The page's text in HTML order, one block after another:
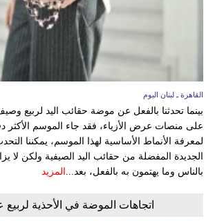
القاهرة ـ لبنان اليوم
على منصات عرض الأزياء، فقد جاء الموسم الأكثر
لمعرفة الأنماط الأساسية لهذا الموسم، يمكننا
الجديدة المفضلة من حقائب اليد الصيفية ولكن لا
بالناس وما يهتمون به بالفعل، بعد... المزيد
اتجاهات الموضة في الأحذية لربيع عام